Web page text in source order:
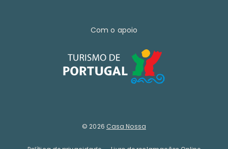
Com o apoio
© 2026 Casa Nossa